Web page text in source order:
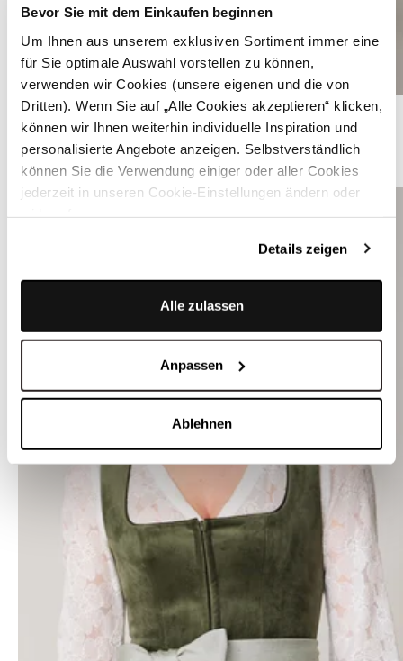
Bevor Sie mit dem Einkaufen beginnen
Um Ihnen aus unserem exklusiven Sortiment immer eine
für Sie optimale Auswahl vorstellen zu können,
verwenden wir Cookies (unsere eigenen und die von
Dritten). Wenn Sie auf „Alle Cookies akzeptieren“ klicken,
können wir Ihnen weiterhin individuelle Inspiration und
personalisierte Angebote anzeigen. Selbstverständlich
können Sie die Verwendung einiger oder aller Cookies
jederzeit in unseren Cookie-Einstellungen ändern oder
Details zeigen
Alle zulassen
Anpassen
Ablehnen
Dirndl in zartem Gelb - HERMINE PURE YELLOW
ÄHNLICHE STYLES